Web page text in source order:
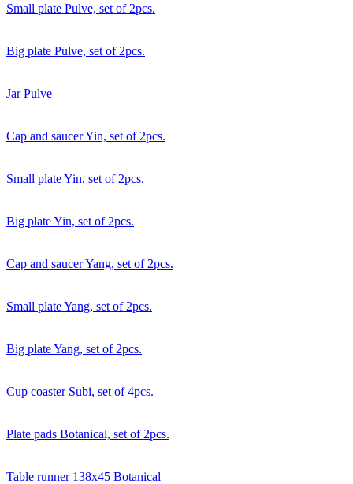
Small plate Pulve, set of 2pcs.
Big plate Pulve, set of 2pcs.
Jar Pulve
Cap and saucer Yin, set of 2pcs.
Small plate Yin, set of 2pcs.
Big plate Yin, set of 2pcs.
Cap and saucer Yang, set of 2pcs.
Small plate Yang, set of 2pcs.
Big plate Yang, set of 2pcs.
Cup coaster Subi, set of 4pcs.
Plate pads Botanical, set of 2pcs.
Table runner 138x45 Botanical